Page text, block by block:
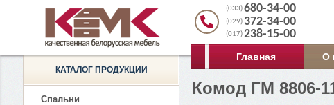
(033)680-34-00
(029) 372-34-00
(017)238-15-00
Главная О
Комод ГМ 8806-
КАТАЛОГ ПРОДУКЦИИ
Спальни